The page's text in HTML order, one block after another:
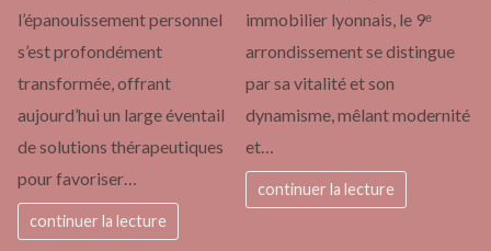
l’épanouissement personnel
s’est profondément
transformée, offrant
aujourd’hui un large éventail
de solutions thérapeutiques
pour favoriser…
continuer la lecture
immobilier lyonnais, le 9ᵉ
arrondissement se distingue
par sa vitalité et son
dynamisme, mêlant modernité
et…
continuer la lecture